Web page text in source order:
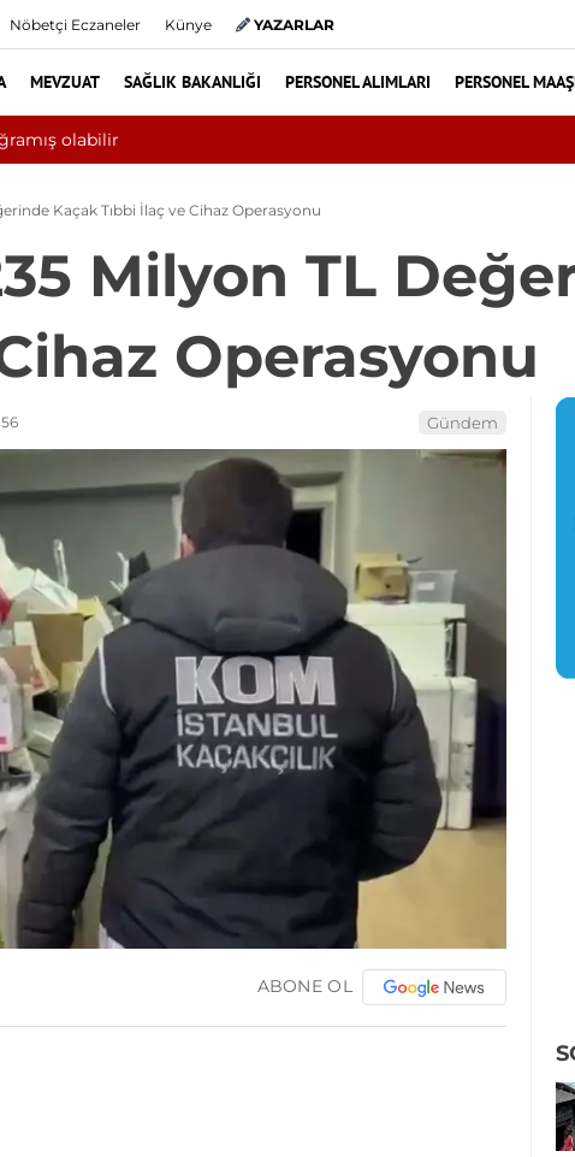
Nöbetçi Eczaneler Künye YAZARLAR
MEVZUAT SAĞLIK BAKANLIĞI PERSONEL ALIMLARI PERSONEL
Yılın ilk 6 ayında 10 bini aşkın
Kaçak Tıbbi İlaç ve Cihaz Operasyonu
Milyon TL
Operasyonu
Gündem
ABONE OL